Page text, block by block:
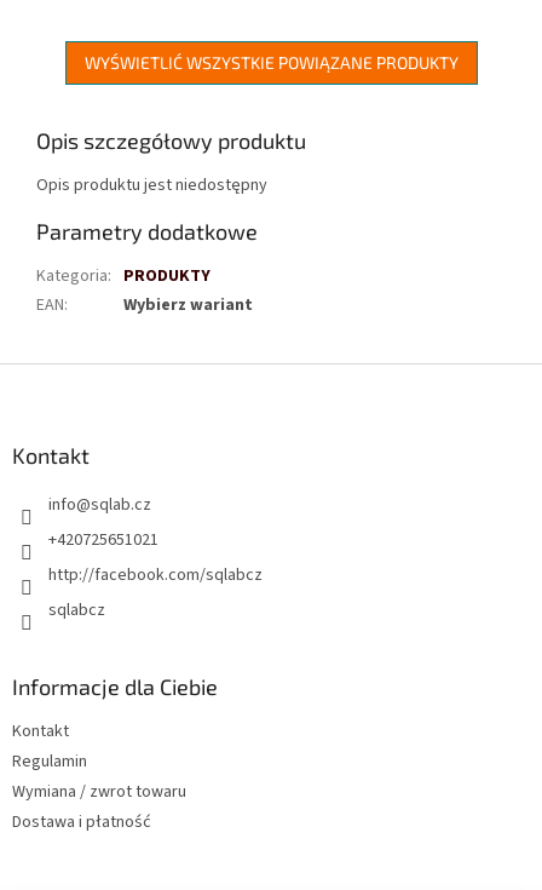
WYŚWIETLIĆ WSZYSTKIE POWIĄZANE PRODUKTY
Opis szczegółowy produktu
Opis produktu jest niedostępny
Parametry dodatkowe
Kategoria: PRODUKTY
EAN: Wybierz wariant
Kontakt
info@sqlab.cz
+420725651021
http://facebook.com/sqlabcz
sqlabcz
Informacje dla Ciebie
Kontakt
Regulamin
Wymiana / zwrot towaru
Dostawa i płatność